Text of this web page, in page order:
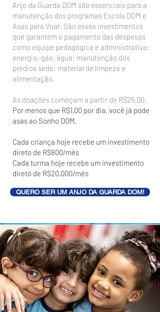
Anjo da Guarda DOM são essenciais para a
manutenção dos programas Escola DOM e
Asas para Voar. São esses investimentos
que garantem o pagamento das despesas
como equipe pedagógica e administrativa;
energia; gás; água; manutenção dos
prédios sede; material de limpeza e
alimentação.
As doações começam a partir de R$25,00.
Por menos que R$1,00 por dia, você já pode
asas ao Sonho DOM.
Cada criança hoje recebe um investimento
direto de R$800/mês
Cada turma hoje recebe um investimento
direto de R$20.000/mês
QUERO SER UM ANJO DA GUARDA DOM!